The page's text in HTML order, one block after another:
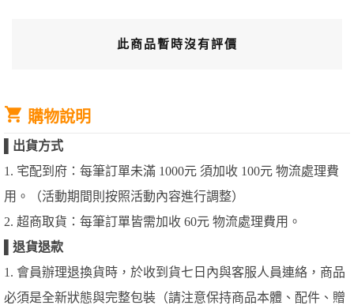
此商品暫時沒有評價
購物說明
出貨方式
1. 宅配到府：每筆訂單未滿 1000元 須加收 100元 物流處理費
用。（活動期間則按照活動內容進行調整）
2. 超商取貨：每筆訂單皆需加收 60元 物流處理費用。
退貨退款
1. 會員辦理退換貨時，於收到貨七日內與客服人員連絡，商品
必須是全新狀態與完整包裝（請注意保持商品本體、配件、贈